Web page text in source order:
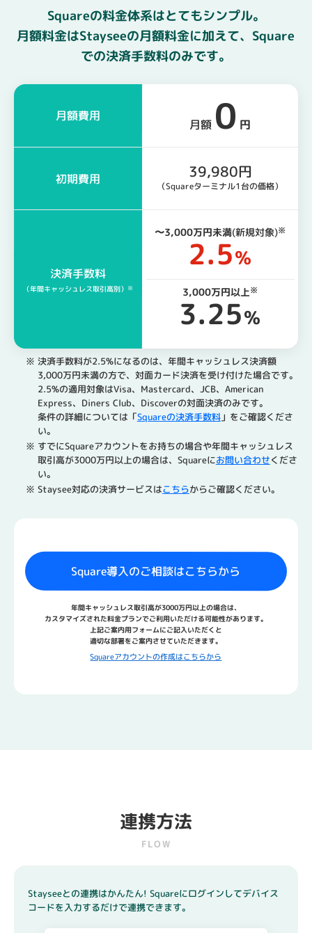
Squareの料金体系はとてもシンプル。
月額料金はStayseeの月額料金に加えて、Square
での決済手数料のみです。
月額費用
初期費用
決済手数料
（年間キャッシュレス取引高別） ※
月額 0 円
39,980円
（Squareターミナル1台の価格）
〜3,000万円未満(新規対象)※
2.5％
3,000万円以上※
3.25％
※ 決済手数料が2.5%になるのは、年間キャッシュレス決済額
3,000万円未満の​方で、​対面カード決済を​受け付けた​場合です。
2.5%の適用対象はVisa、Mastercard、JCB、American
Express、Diners Club、Discoverの対面決済のみです。
条件の詳細については「Squareの​決済手数料」をご確認くださ
い。
※ すでにS​quareアカウントをお持ちの場合や年間キャッシュレス
取引高が3000万円以上の場合は、Squareにお問い合わせくださ
い。
※ Staysee対応の決済サービスはこちらからご確認ください。
Square導入のご相談はこちらから
年間キャッシュレス取引高が3000万円以上の場合は、
カスタマイズされた料金プランでご利用いただける可能性が​あります。
上記ご案内用フォームにご記入いただくと
適切な部署をご案内させていただきます。
Squareアカウントの作成はこちらから
連携方法
FLOW
Stayseeとの連携はかんたん! Squareにログインしてデバイス
コードを入力するだけで連携できます。